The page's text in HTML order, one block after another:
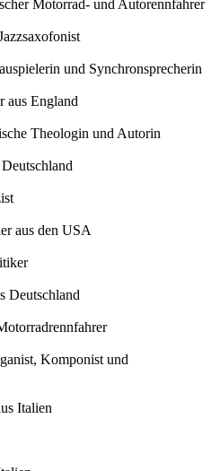
Motorrad- und Autorennfahrer
und Synchronsprecherin
aus England
Theologin und Autorin
aus den USA
Deutschland
Komponist und
Italien